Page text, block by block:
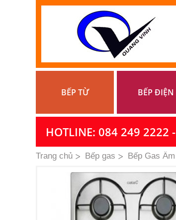
BẾP TỪ BẾP ĐIỆN
HOTLINE: 084 249 2222 -
Trang chủ Bếp gas Bếp Gas Âm